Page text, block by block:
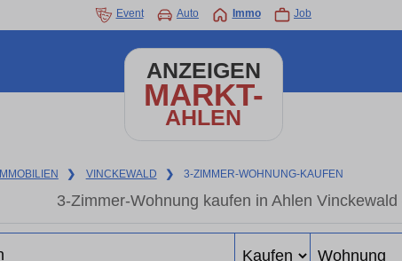
Event Auto Immo Job
ANZEIGEN
MARKT-
AHLEN
IMMOBILIEN ❯ VINCKEWALD ❯ 3-ZIMMER-WOHNUNG-KAUFEN
3-Zimmer-Wohnung kaufen in Ahlen